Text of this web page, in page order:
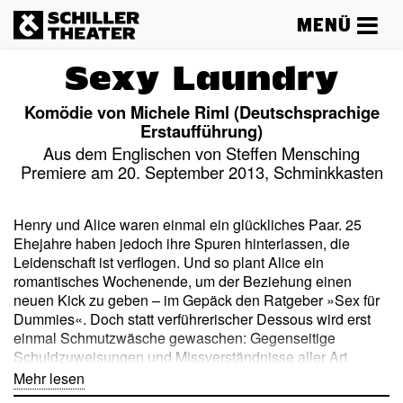
MENÜ
Sexy Laundry
Komödie von Michele Riml (Deutschsprachige
Erstaufführung)
Aus dem Englischen von Steffen Mensching
Premiere am 20. September 2013, Schminkkasten
Henry und Alice waren einmal ein glückliches Paar. 25
Ehejahre haben jedoch ihre Spuren hinterlassen, die
Leidenschaft ist verflogen. Und so plant Alice ein
romantisches Wochenende, um der Beziehung einen
neuen Kick zu geben – im Gepäck den Ratgeber »Sex für
Dummies«. Doch statt verführerischer Dessous wird erst
einmal Schmutzwäsche gewaschen: Gegenseitige
Schuldzuweisungen und Missverständnisse aller Art
gefährden das Beziehungs-Comeback. Statt von neu
entfachter Leidenschaft ist plötzlich von Scheidung die
Mehr lesen